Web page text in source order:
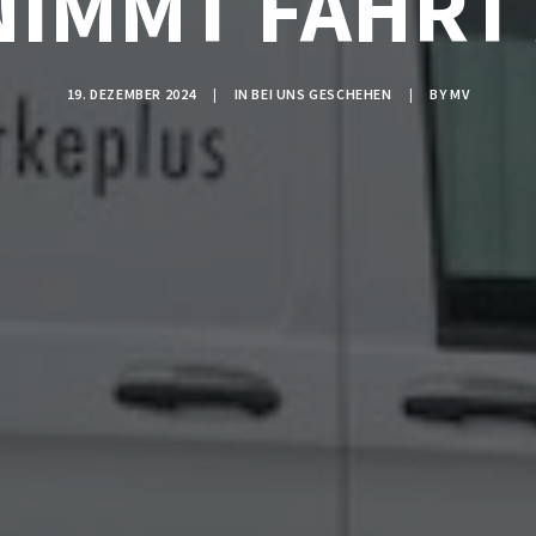
19. DEZEMBER 2024 | INBEI UNS GESCHEHEN | BYMV